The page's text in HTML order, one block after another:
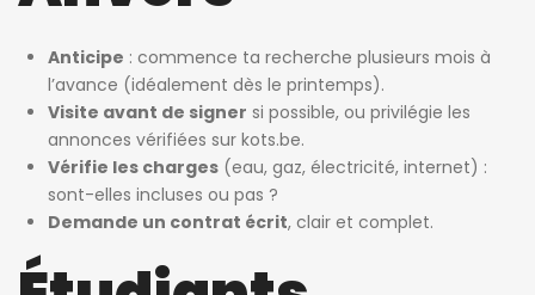
Anticipe : commence ta recherche plusieurs mois à
l’avance (idéalement dès le printemps).
Visite avant de signer si possible, ou privilégie les
annonces vérifiées sur kots.be.
Vérifie les charges (eau, gaz, électricité, internet) :
sont-elles incluses ou pas ?
Demande un contrat écrit, clair et complet.